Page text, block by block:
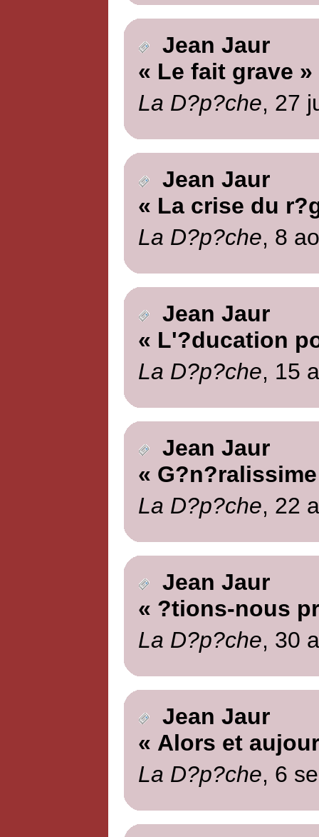
Jean Jaur
« Le fait grave »
La D?p?che, 27
Jean Jaur
« La crise du
La D?p?che, 8
Jean Jaur
« L'?ducation
La D?p?che, 15
Jean Jaur
«
La D?p?che, 22
Jean Jaur
« ?tions-nous
La D?p?che, 30
Jean Jaur
« Alors et
La D?p?che, 6